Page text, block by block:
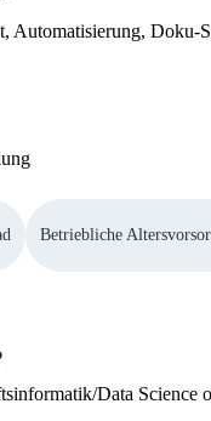
Automatisierung, Doku-
Betriebliche
Data Science